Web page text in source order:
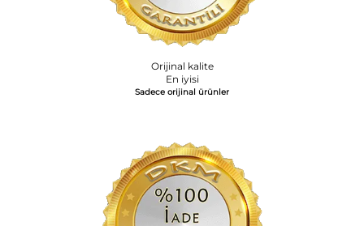
Orijinal kalite
En iyisi
Sadece orijinal ürünler